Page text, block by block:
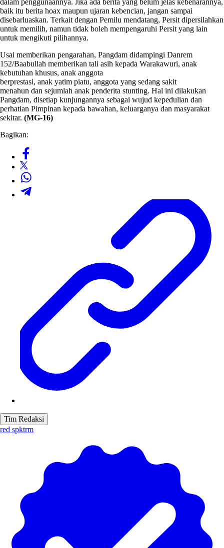
baik itu berita hoax maupun ujaran kebencian, jangan sampai
disebarluaskan. Terkait dengan Pemilu mendatang, Persit dipersilahkan
untuk memilih, namun tidak boleh mempengaruhi Persit yang lain
untuk mengikuti pilihannya.
Usai memberikan pengarahan, Pangdam didampingi Danrem
152/Baabullah memberikan tali asih kepada Warakawuri, anak
kebutuhan khusus, anak anggota
berprestasi, anak yatim piatu, anggota yang sedang sakit
menahun dan sejumlah anak penderita stunting. Hal ini dilakukan
Pangdam, disetiap kunjungannya sebagai wujud kepedulian dan
perhatian Pimpinan kepada bawahan, keluarganya dan masyarakat
sekitar. (MG-16)
Bagikan:
Tim Redaksi
red spktrm